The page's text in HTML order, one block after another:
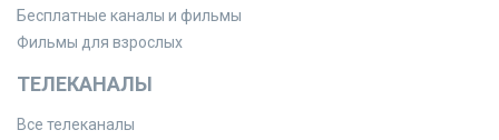
Бесплатные каналы и фильмы
Фильмы для взрослых
ТЕЛЕКАНАЛЫ
Все телеканалы